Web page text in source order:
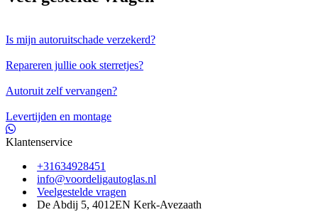
Is mijn autoruitschade verzekerd?
Repareren jullie ook sterretjes?
Autoruit zelf vervangen?
Levertijden en montage
Klantenservice
+31634928451
info@voordeligautoglas.nl
Veelgestelde vragen
De Abdij 5, 4012EN Kerk-Avezaath